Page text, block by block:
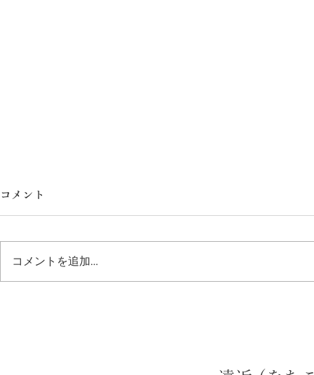
大切なご報告
コメント
コメントを追加…